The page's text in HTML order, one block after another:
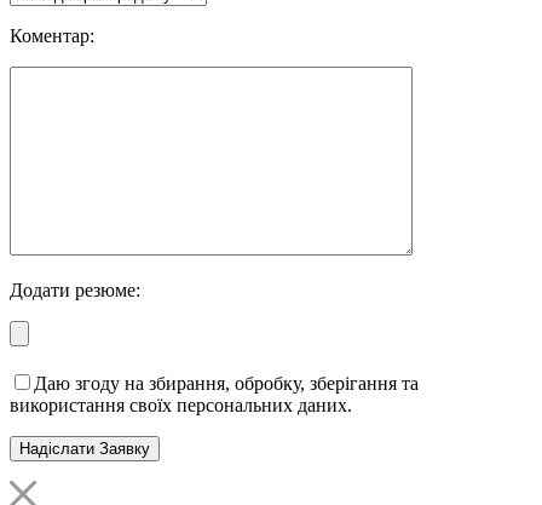
Коментар:
Додати резюме:
Даю згоду на збирання, обробку, зберігання та
використання своїх персональних даних.